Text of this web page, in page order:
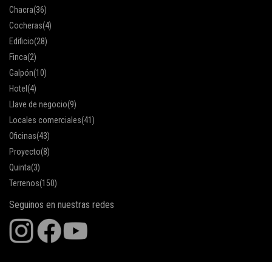
Chacra(36)
Cocheras(4)
Edificio(28)
Finca(2)
Galpón(10)
Hotel (4)
Llave de negocio(9)
Locales comerciales(41)
Oficinas(43)
Proyecto(8)
Quinta(3)
Terrenos(150)
Seguinos en nuestras redes